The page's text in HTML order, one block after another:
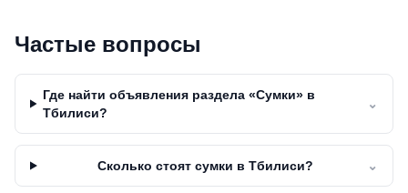
Частые вопросы
Где найти объявления раздела «Сумки» в
Тбилиси?
⌄
Сколько стоят сумки в Тбилиси? ⌄